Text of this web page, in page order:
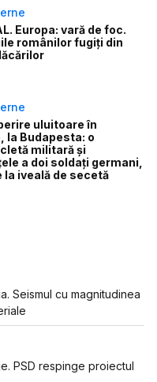
Europa: vară de foc.
românilor fugiți din
uluitoare în
la Budapesta: o
militară și
a doi soldați germani,
la iveală de secetă
Seismul cu magnitudinea
PSD respinge proiectul